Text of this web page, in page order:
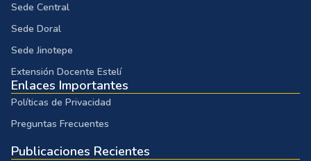
Sede Central
Sede Doral
Sede Jinotepe
Extensión Docente Estelí
Enlaces Importantes
Políticas de Privacidad
Preguntas Frecuentes
Publicaciones Recientes